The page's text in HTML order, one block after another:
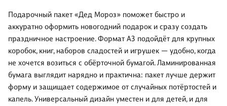
Подарочный пакет «Дед Мороз» поможет быстро и
аккуратно оформить новогодний подарок и сразу создать
праздничное настроение. Формат А3 подойдёт для крупных
коробок, книг, наборов сладостей и игрушек — удобно, когда
не хочется возиться с обёрточной бумагой. Ламинированная
бумага выглядит нарядно и практична: пакет лучше держит
форму и защищает содержимое от случайных потёртостей и
капель. Универсальный дизайн уместен и для детей, и для